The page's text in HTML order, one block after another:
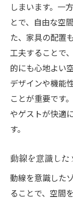
しまいます。一
とで、自由な空
た、家具の配置
工夫することで
的にも心地よい
デザインや機能
ことが重要です
やゲストが快適
す。
動線を意識し
動線を意識した
ることで、空間